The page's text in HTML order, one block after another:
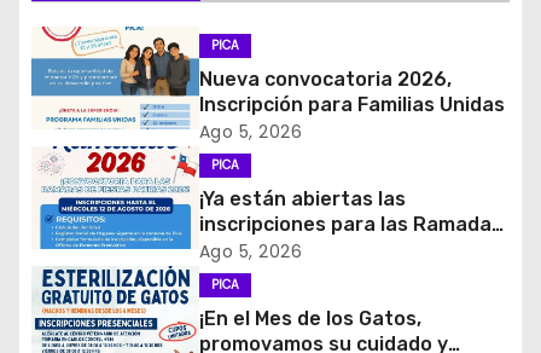
i
ó
n
d
e
e
PICA
Nueva convocatoria 2026,
Inscripción para Familias Unidas
Ago 5, 2026
PICA
¡Ya están abiertas las
inscripciones para las Ramadas
de Fiestas Patrias 2026!
Ago 5, 2026
PICA
¡En el Mes de los Gatos,
promovamos su cuidado y